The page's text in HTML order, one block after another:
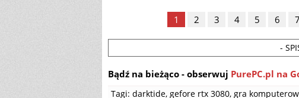
1 2 3 4 5 6 7
-
Bądź na bieżąco - obserwuj PurePC.pl na
Tagi: darktide, gefore rtx 3080, gra